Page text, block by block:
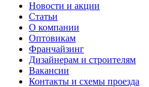
Новости и акции
Статьи
О компании
Оптовикам
Франчайзинг
Дизайнерам и строителям
Вакансии
Контакты и схемы проезда